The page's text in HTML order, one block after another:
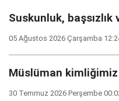
Suskunluk, başsızlık
05 Ağustos 2026 Çarşamba
Müslüman
30 Temmuz 2026 Perşembe